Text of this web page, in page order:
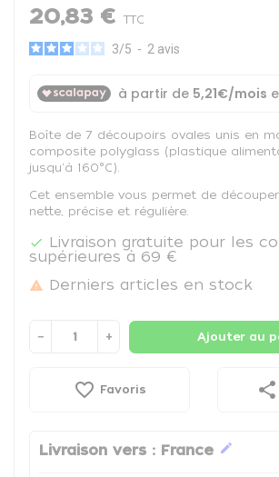
20,83 € TTC
3/5 - 2 avis
Boîte de 7 découpoirs ovales unis en
composite polyglass (plastique
jusqu'à 160°C).
Cet ensemble vous permet de
nette, précise et régulière.

Livraison gratuite pour les
supérieures à 69 €
 Derniers articles en stock
− + Ajouter au
favorite_border Favoris share
Livraison vers : France edit